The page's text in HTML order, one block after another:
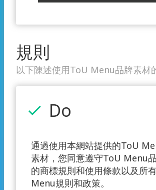
規則
以下陳述使用ToU Menu品牌素材
check Do
通過使用本網站提供的ToU
素材，您同意遵守ToU Menu
的商標規則和使用條款以及所
Menu規則和政策。